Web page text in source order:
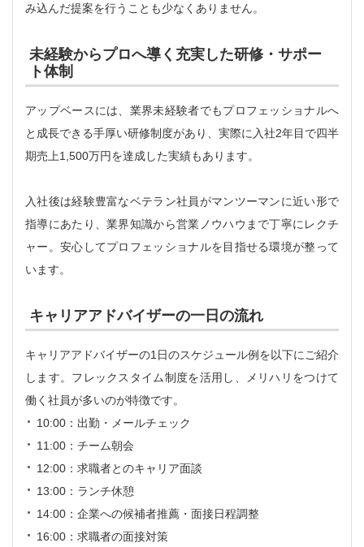
み込んだ提案を行うことも少なくありません。
未経験からプロへ導く充実した研修・サポー
ト体制
アップベースには、業界未経験者でもプロフェッショナルへ
と成長できる手厚い研修制度があり、実際に入社2年目で四半
期売上1,500万円を達成した実績もあります。
入社後は経験豊富なベテラン社員がマンツーマンに近い形で
指導にあたり、業界知識から営業ノウハウまで丁寧にレクチ
ャー。安心してプロフェッショナルを目指せる環境が整って
います。
キャリアアドバイザーの一日の流れ
キャリアアドバイザーの1日のスケジュール例を以下にご紹介
します。フレックスタイム制度を活用し、メリハリをつけて
働く社員が多いのが特徴です。
10:00：出勤・メールチェック
11:00：チーム朝会
12:00：求職者とのキャリア面談
13:00：ランチ休憩
14:00：企業への候補者推薦・面接日程調整
16:00：求職者の面接対策